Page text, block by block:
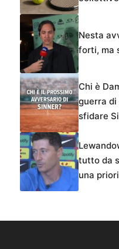
Nesta
forti, ma
Chi è
guerra di
sfidare
tutto da
una